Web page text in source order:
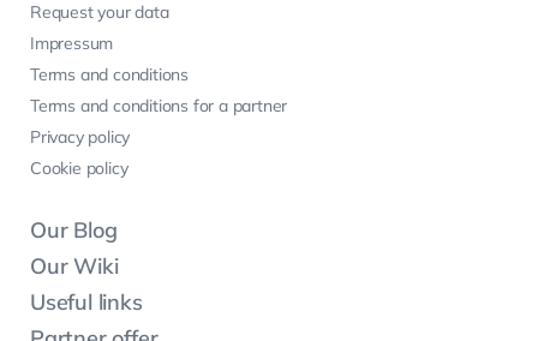
Request your data
Impressum
Terms and conditions
Terms and conditions for a partner
Privacy policy
Cookie policy
Our Blog
Our Wiki
Useful links